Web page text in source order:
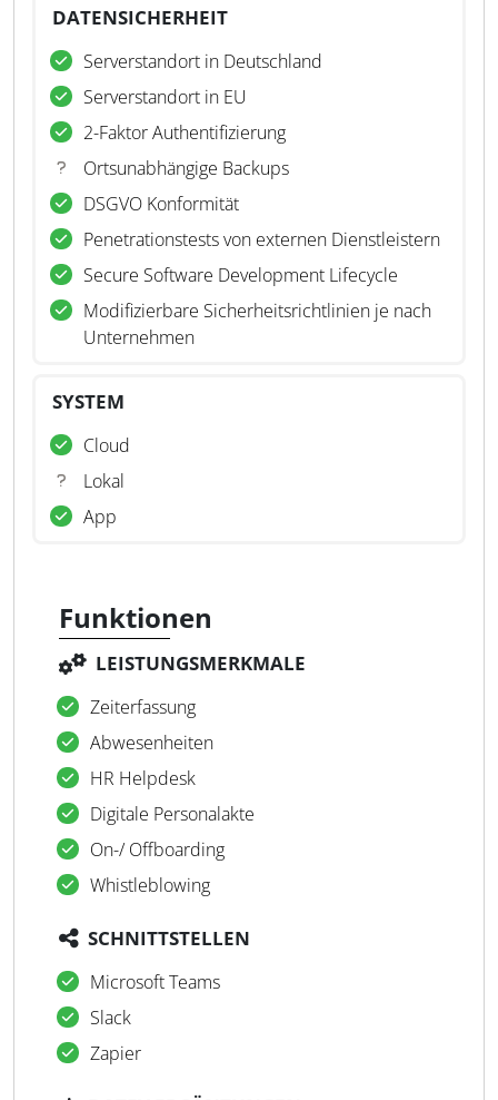
DATENSICHERHEIT
Serverstandort in Deutschland
Serverstandort in EU
2-Faktor Authentifizierung
Ortsunabhängige Backups
DSGVO Konformität
Penetrationstests von externen Dienstleistern
Secure Software Development Lifecycle
Modifizierbare Sicherheitsrichtlinien je nach
Unternehmen
SYSTEM
Cloud
Lokal
App
Funktionen
LEISTUNGSMERKMALE
Zeiterfassung
Abwesenheiten
HR Helpdesk
Digitale Personalakte
On-/ Offboarding
Whistleblowing
SCHNITTSTELLEN
Microsoft Teams
Slack
Zapier